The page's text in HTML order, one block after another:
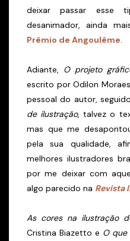
deixar passar esse
desanimador, ainda
Prêmio de Angoulême
Adiante, O projeto
escrito por Odilon
pessoal do autor,
de ilustração, talvez o
mas que me
pela sua qualidade,
melhores ilustradores
por me deixar com
algo parecido na Revista
As cores na ilustração
Cristina Biazetto e O que